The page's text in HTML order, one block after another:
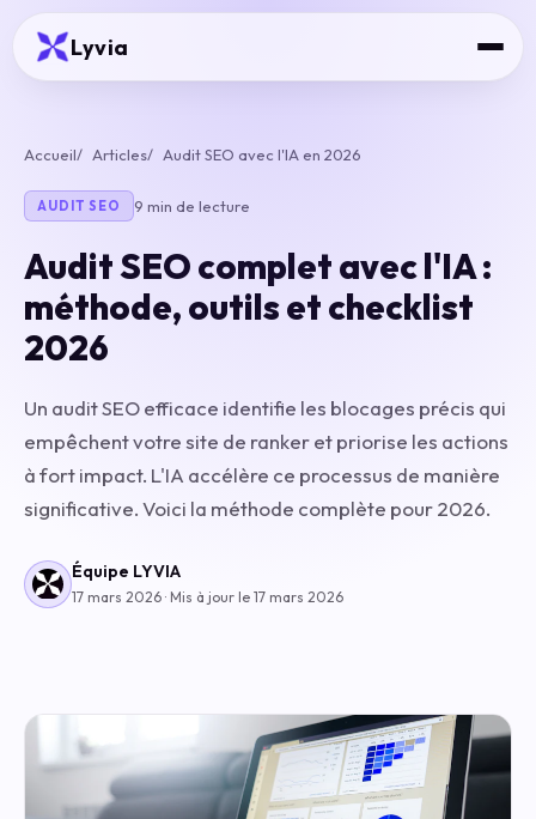
Lyvia
Accueil Articles Audit SEO avec l'IA en 2026
AUDIT SEO 9 min de lecture
Audit SEO complet avec l'IA :
méthode, outils et checklist
2026
Un audit SEO efficace identifie les blocages précis qui
empêchent votre site de ranker et priorise les actions
à fort impact. L'IA accélère ce processus de manière
significative. Voici la méthode complète pour 2026.
Équipe LYVIA
17 mars 2026 · Mis à jour le 17 mars 2026